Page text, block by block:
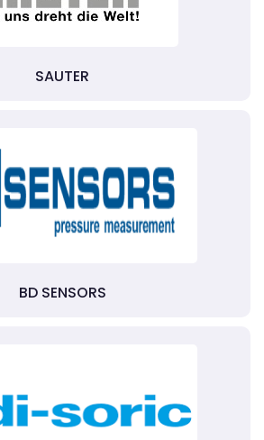
SAUTER
BD SENSORS